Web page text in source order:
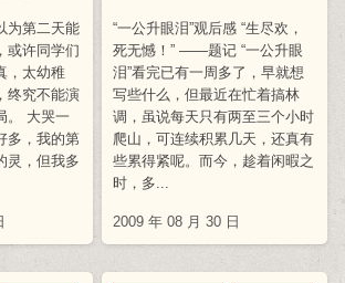
为第二天能
或许同学们
，太幼稚
终究不能演
。 大哭一
多，我的第
灵，但我多
“一公升眼泪”观后感 “生尽欢，
死无憾！” ——题记 “一公升眼
泪”看完已有一周多了，早就想
写些什么，但最近在忙着搞林
调，虽说每天只有两至三个小时
爬山，可连续积累几天，还真有
些累得紧呢。而今，趁着闲暇之
时，多...
2009 年 08 月 30 日